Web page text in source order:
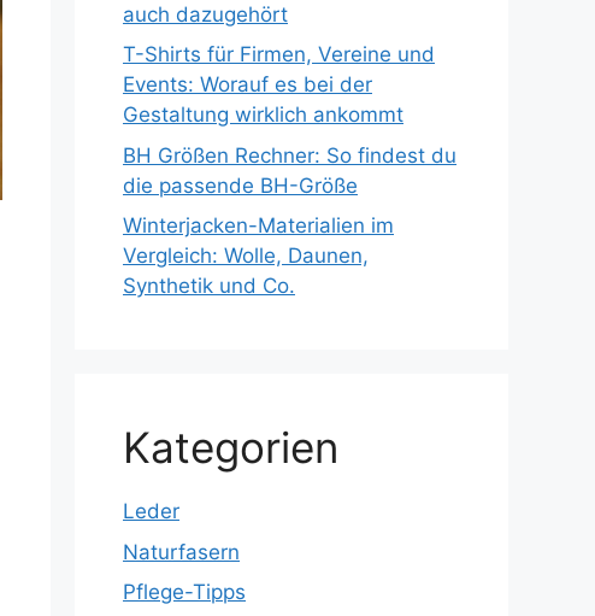
auch dazugehört
T-Shirts für Firmen, Vereine und
Events: Worauf es bei der
Gestaltung wirklich ankommt
BH Größen Rechner: So findest du
die passende BH-Größe
Winterjacken-Materialien im
Vergleich: Wolle, Daunen,
Synthetik und Co.
Kategorien
Leder
Naturfasern
Pflege-Tipps